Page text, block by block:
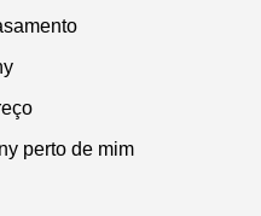
perto de mim